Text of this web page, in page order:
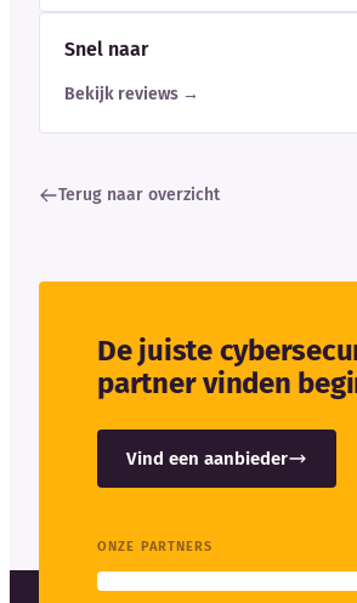
Snel naar
Bekijk reviews →
Terug naar overzicht
De juiste
partner vinden
Vind een aanbieder
ONZE PARTNERS